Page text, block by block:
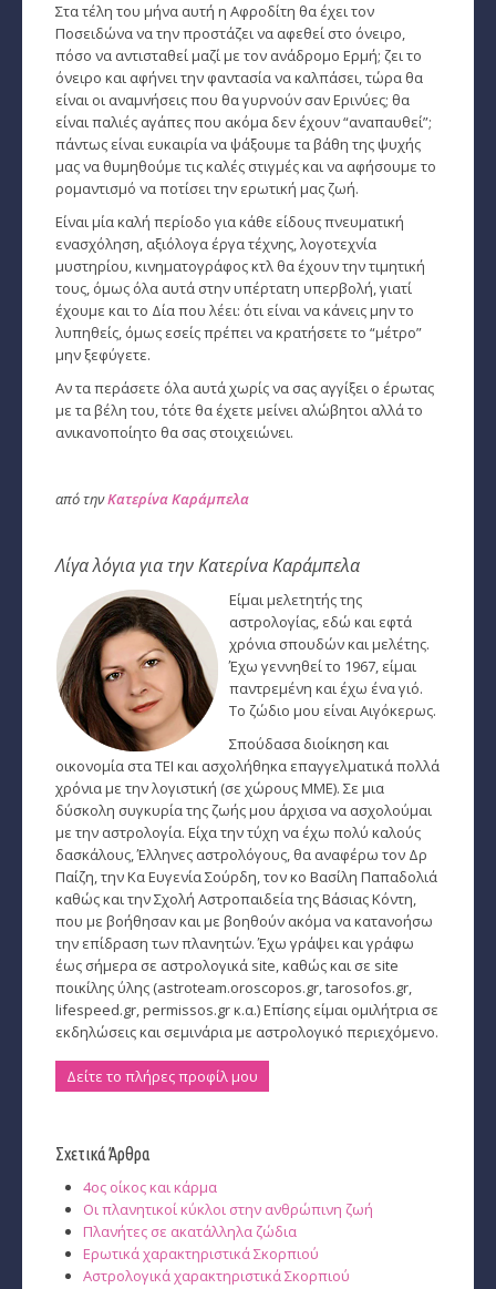
Gossip και αλλά...
Αυτογνωσία
Εναλλακτικές Θεραπείες
Μαθήματα Αστρολογίας
Ταρώ, Μεταφυσική, κ.α.
Πλανητική Ενημέρωση (αρχείο)
Στα τέλη του μήνα αυτή η Αφροδίτη θα έχει τον
Ποσειδώνα να την προστάζει να αφεθεί στο όνειρο,
πόσο να αντισταθεί μαζί με τον ανάδρομο Ερμή; ζει το
όνειρο και αφήνει την φαντασία να καλπάσει, τώρα θα
είναι οι αναμνήσεις που θα γυρνούν σαν Ερινύες; θα
είναι παλιές αγάπες που ακόμα δεν έχουν “αναπαυθεί”;
πάντως είναι ευκαιρία να ψάξουμε τα βάθη της ψυχής
μας να θυμηθούμε τις καλές στιγμές και να αφήσουμε το
ρομαντισμό να ποτίσει την ερωτική μας ζωή.
Είναι μία καλή περίοδο για κάθε είδους πνευματική
ενασχόληση, αξιόλογα έργα τέχνης, λογοτεχνία
μυστηρίου, κινηματογράφος κτλ θα έχουν την τιμητική
τους, όμως όλα αυτά στην υπέρτατη υπερβολή, γιατί
έχουμε και το Δία που λέει: ότι είναι να κάνεις μην το
λυπηθείς, όμως εσείς πρέπει να κρατήσετε το “μέτρο”
μην ξεφύγετε.
Αν τα περάσετε όλα αυτά χωρίς να σας αγγίξει ο έρωτας
με τα βέλη του, τότε θα έχετε μείνει αλώβητοι αλλά το
ανικανοποίητο θα σας στοιχειώνει.
από τηνΚατερίνα Καράμπελα
Λίγα λόγια για την Κατερίνα Καράμπελα
Είμαι μελετητής της
αστρολογίας, εδώ και εφτά
χρόνια σπουδών και μελέτης.
Έχω γεννηθεί το 1967, είμαι
παντρεμένη και έχω ένα γιό.
Το ζώδιο μου είναι Αιγόκερως.
Σπούδασα διοίκηση και
οικονομία στα ΤΕΙ και ασχολήθηκα επαγγελματικά πολλά
χρόνια με την λογιστική (σε χώρους ΜΜΕ). Σε μια
δύσκολη συγκυρία της ζωής μου άρχισα να ασχολούμαι
με την αστρολογία. Είχα την τύχη να έχω πολύ καλούς
δασκάλους, Έλληνες αστρολόγους, θα αναφέρω τον Δρ
Παίζη, την Κα Ευγενία Σούρδη, τον κο Βασίλη Παπαδολιά
καθώς και την Σχολή Αστροπαιδεία της Βάσιας Κόντη,
που με βοήθησαν και με βοηθούν ακόμα να κατανοήσω
την επίδραση των πλανητών. Έχω γράψει και γράφω
έως σήμερα σε αστρολογικά site, καθώς και σε site
ποικίλης ύλης (astroteam.oroscopos.gr, tarosofos.gr,
lifespeed.gr, permissos.gr κ.α.) Επίσης είμαι ομιλήτρια σε
εκδηλώσεις και σεμινάρια με αστρολογικό περιεχόμενο.
Δείτε το πλήρες προφίλ μου
Σχετικά Άρθρα
4ος οίκος και κάρμα
Οι πλανητικοί κύκλοι στην ανθρώπινη ζωή
Πλανήτες σε ακατάλληλα ζώδια
Ερωτικά χαρακτηριστικά Σκορπιού
Αστρολογικά χαρακτηριστικά Σκορπιού